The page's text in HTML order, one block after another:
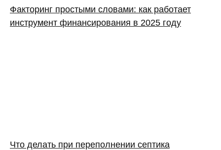
Факторинг простыми словами: как работает
инструмент финансирования в 2025 году
Что делать при переполнении септика